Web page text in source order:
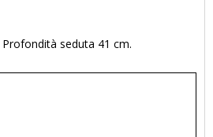
seduta 41 cm.